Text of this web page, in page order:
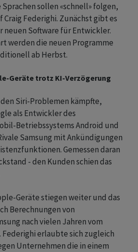
sollen «schnell» folgen,
Craig Federighi. Zunächst gibt es
neuen Software für Entwickler.
werden die neuen Programme
ab Herbst.
Geräte trotz KI-Verzögerung
Siri-Problemen kämpfte,
als Entwickler des
Betriebssystems Android und
Samsung mit Ankündigungen
Gemessen daran
- den Kunden schien das
Geräte stiegen weiter und das
Berechnungen von
nach vielen Jahren vom
erlaubte sich zugleich
Unternehmen die in einem